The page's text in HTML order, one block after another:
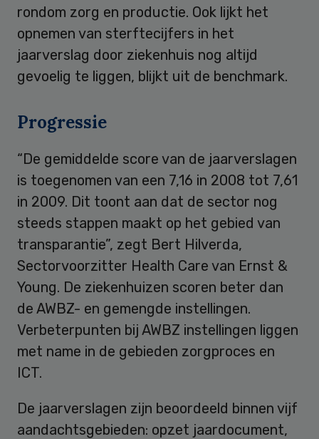
rondom zorg en productie. Ook lijkt het
opnemen van sterftecijfers in het
jaarverslag door ziekenhuis nog altijd
gevoelig te liggen, blijkt uit de benchmark.
Progressie
“De gemiddelde score van de jaarverslagen
is toegenomen van een 7,16 in 2008 tot 7,61
in 2009. Dit toont aan dat de sector nog
steeds stappen maakt op het gebied van
transparantie”, zegt Bert Hilverda,
Sectorvoorzitter Health Care van Ernst &
Young. De ziekenhuizen scoren beter dan
de AWBZ- en gemengde instellingen.
Verbeterpunten bij AWBZ instellingen liggen
met name in de gebieden zorgproces en
ICT.
De jaarverslagen zijn beoordeeld binnen vijf
aandachtsgebieden: opzet jaardocument,